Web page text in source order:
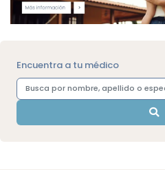
Encuentra a tu médico